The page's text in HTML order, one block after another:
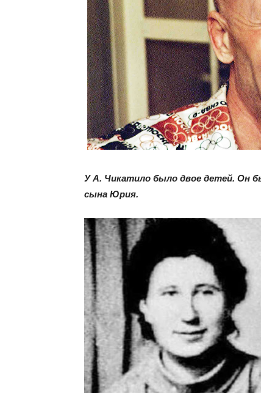
У А. Чикатило было двое детей. Он
сына Юрия.